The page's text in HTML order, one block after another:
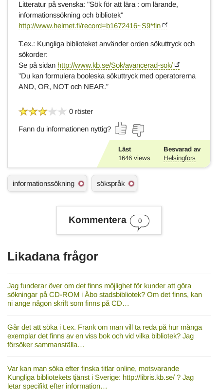
Litteratur på svenska: "Sök för att lära : om lärande,
informationssökning och bibliotek"
http://www.helmet.fi/record=b1672416~S9*fin
T.ex.: Kungliga biblioteket använder orden sökuttryck och
sökorder:
Se på sidan http://www.kb.se/Sok/avancerad-sok/
”Du kan formulera booleska sökuttryck med operatorerna
AND, OR, NOT och NEAR.”
0 röster
Fann du informationen nyttig?
Läst
1646 views
Besvarad av
Helsingfors
Ä
informationssökning sökspråk
Kommentera 0
Likadana frågor
Jag funderar över om det finns möjlighet för kunder att göra
sökningar på CD-ROM i Åbo stadsbibliotek? Om det finns, kan
ni ange någon skrift som finns på CD…
Går det att söka i t.ex. Frank om man vill ta reda på hur många
exemplar det finns av en viss bok och vid vilka bibliotek? Jag
försöker sammanställa…
Var kan man söka efter finska titlar online, motsvarande
Kungliga bibliotekets tjänst i Sverige: http://libris.kb.se/ ? Jag
letar specifikt efter information…